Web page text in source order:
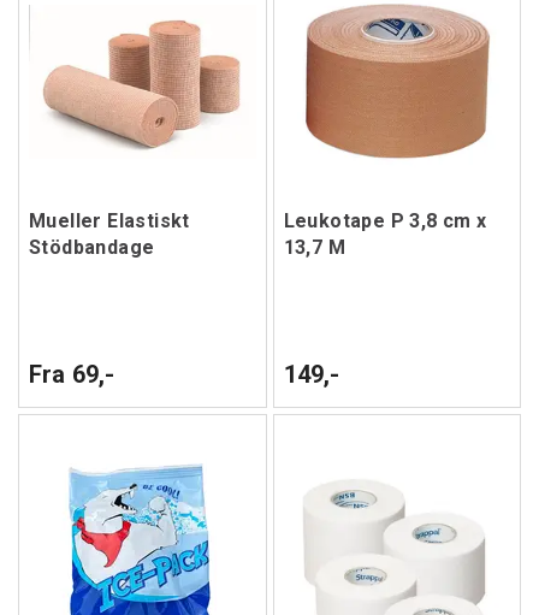
Mueller Elastiskt
Stödbandage
Fra 69,-
Leukotape P 3,8 cm x
13,7 M
149,-